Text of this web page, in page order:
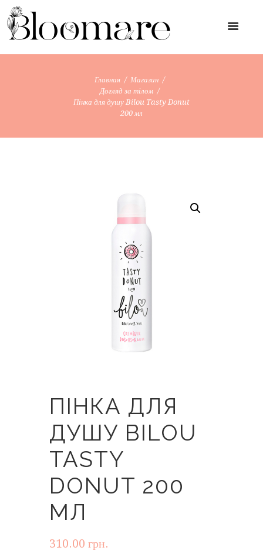
Главная
Магазин
Догляд за тілом
Пінка для душу Bilou Tasty Donut
200 мл
ПІНКА ДЛЯ
ДУШУ BILOU
TASTY
DONUT 200
МЛ
310.00 грн.